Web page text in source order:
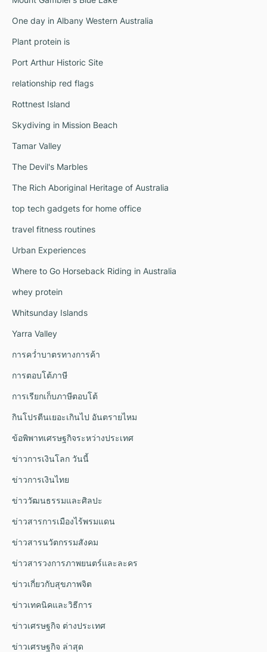
One day in Albany Western Australia
Plant protein is
Port Arthur Historic Site
relationship red flags
Rottnest Island
Skydiving in Mission Beach
Tamar Valley
The Devil's Marbles
The Rich Aboriginal Heritage of Australia
top tech gadgets for home office
travel fitness routines
Urban Experiences
Where to Go Horseback Riding in Australia
whey protein
Whitsunday Islands
Yarra Valley
การคว่ำบาตรทางการค้า
การตอบโต้ภาษี
การเรียกเก็บภาษีตอบโต้
กินโปรตีนเยอะเกินไป อันตรายไหม
ข้อพิพาทเศรษฐกิจระหว่างประเทศ
ข่าวการเงินโลก วันนี้
ข่าวการเงินไทย
ข่าววัฒนธรรมและศิลปะ
ข่าวสารการเมืองไร้พรมแดน
ข่าวสารนวัตกรรมสังคม
ข่าวสารวงการภาพยนตร์และละคร
ข่าวเกี่ยวกับสุขภาพจิต
ข่าวเทคนิคและวิธีการ
ข่าวเศรษฐกิจ ต่างประเทศ
ข่าวเศรษฐกิจ ล่าสุด